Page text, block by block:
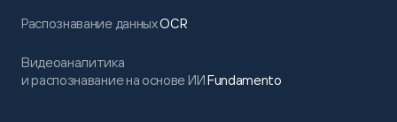
Распознавание данныхOCR
Видеоаналитика
и распознавание на основе ИИFundamento